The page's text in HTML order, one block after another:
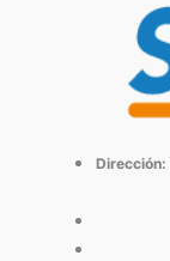
Dirección: